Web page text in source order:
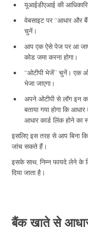
यूआईडीएआई की
वेबसाइट पर “आधार और
चुनें।
आप एक ऐसे पेज पर आ
कोड जमा करना होगा।
“ओटीपी भेजें” चुनें। एक
भेजा जाएगा।
अपने ओटीपी से लॉग इन
बताया गया होगा कि
आधार कार्ड लिंक होने का
इसलिए इस तरह से आप बिना
जांच सकते हैं।
इसके साथ, निम्न फायदे लेने के
दिया जाता है।
बैंक खाते से